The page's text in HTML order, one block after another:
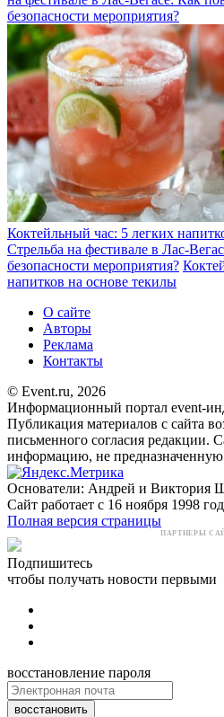
безопасности мероприятия?
Коктейльный час: 5 легких
Стрельба на фестивале в Лас-
безопасности мероприятия?
напитков на основе текилы
О сайте
Авторы
Реклама
Контакты
© Event.ru, 2026
Информационный портал event-
Публикация материалов с сайта
письменного согласия редакции.
информацию, не
Основатели: Андрей и Виктория
Сайт работает с 16 ноября 1998
Полная версия страницы
ПАРТНЕРЫ
Подпишитесь
чтобы получать новости первыми
восстановление пароля
восстановить